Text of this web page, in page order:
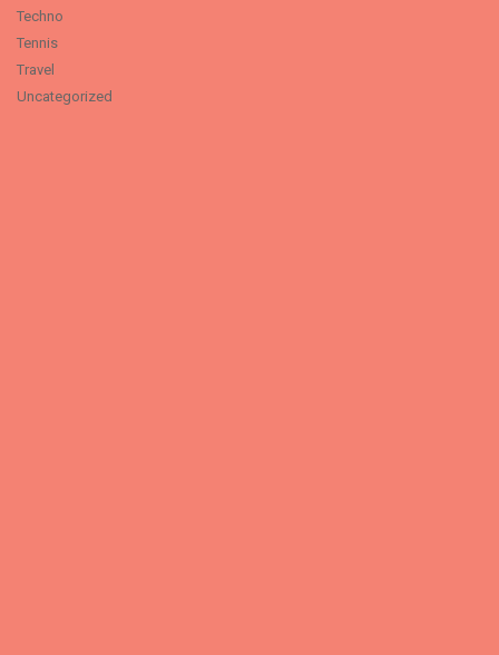
Techno
Tennis
Travel
Uncategorized